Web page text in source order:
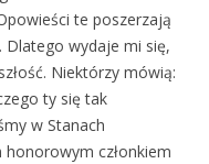
te poszerzają
wydaje mi się,
Niektórzy mówią:
ty się tak
w Stanach
członkiem